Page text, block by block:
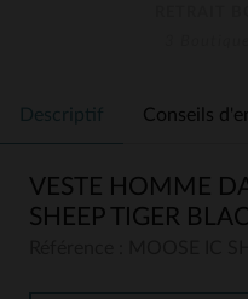
Descriptif Conseils
VESTE HOMME
SHEEP TIGER